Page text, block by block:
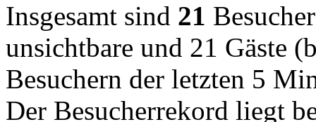
Insgesamt sind 21
unsichtbare und 21 Gäste
Besuchern der letzten 5
Der Besucherrekord liegt